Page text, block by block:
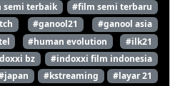
semi terbaik
#film semi terbaru
#ganool21
#ganool asia
#human evolution
#ilk21
bz
#indoxxi film indonesia
#kstreaming
#layar 21